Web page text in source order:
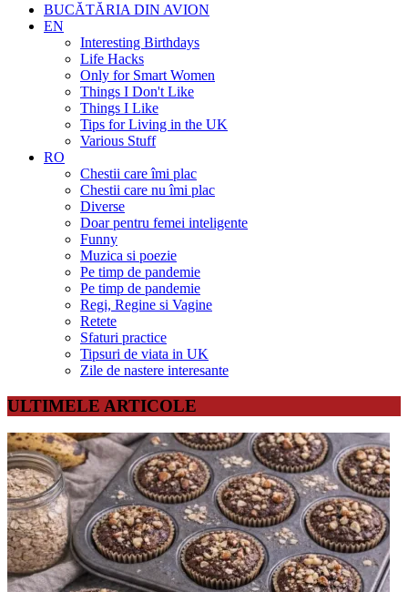
BUCĂTĂRIA DIN AVION
EN
Interesting Birthdays
Life Hacks
Only for Smart Women
Things I Don't Like
Things I Like
Tips for Living in the UK
Various Stuff
RO
Chestii care îmi plac
Chestii care nu îmi plac
Diverse
Doar pentru femei inteligente
Funny
Muzica si poezie
Pe timp de pandemie
Pe timp de pandemie
Regi, Regine si Vagine
Retete
Sfaturi practice
Tipsuri de viata in UK
Zile de nastere interesante
ULTIMELE ARTICOLE